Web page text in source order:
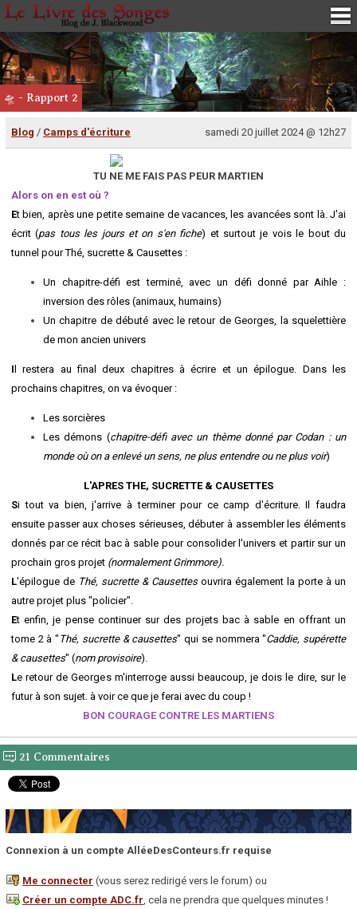
🛸 - Rapport 2
Blog / Camps d'écriture samedi 20 juillet 2024 @ 12h27
TU NE ME FAIS PAS PEUR MARTIEN
Alors on en est où ?
Et bien, après une petite semaine de vacances, les avancées sont là. J'ai
écrit (pas tous les jours et on s'en fiche) et surtout je vois le bout du
tunnel pour Thé, sucrette & Causettes :
Un chapitre-défi est terminé, avec un défi donné par Aihle :
inversion des rôles (animaux, humains)
Un chapitre de débuté avec le retour de Georges, la squelettière
de mon ancien univers
I l restera au final deux chapitres à écrire et un épilogue. Dans les
prochains chapitres, on va évoquer :
Les sorcières
Les démons (chapitre-défi avec un thème donné par Codan : un
monde où on a enlevé un sens, ne plus entendre ou ne plus voir)
L'APRES THE, SUCRETTE & CAUSETTES
Si tout va bien, j'arrive à terminer pour ce camp d'écriture. Il faudra
ensuite passer aux choses sérieuses, débuter à assembler les éléments
donnés par ce récit bac à sable pour consolider l'univers et partir sur un
prochain gros projet (normalement Grimmore).
L'épilogue de Thé, sucrette & Causettesouvrira également la porte à un
autre projet plus "policier".
Et enfin, je pense continuer sur des projets bac à sable en offrant un
tome 2 à " Thé, sucrette & causettes" qui se nommera "Caddie, supérette
& causettes" (nom provisoire).
Le retour de Georges m'interroge aussi beaucoup, je dois le dire, sur le
futur à son sujet. à voir ce que je ferai avec du coup !
BON COURAGE CONTRE LES MARTIENS
21 Commentaires
Connexion à un compte AlléeDesConteurs.fr requise
Me connecter (vous serez redirigé vers le forum) ou
Créer un compte ADC.fr, cela ne prendra que quelques minutes !